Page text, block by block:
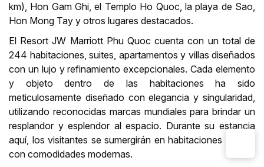
km), Hon Gam Ghi, el Templo Ho Quoc, la playa de Sao,
Hon Mong Tay y otros lugares destacados.
El Resort JW Marriott Phu Quoc cuenta con un total de
244 habitaciones, suites, apartamentos y villas diseñados
con un lujo y refinamiento excepcionales. Cada elemento
y objeto dentro de las habitaciones ha sido
meticulosamente diseñado con elegancia y singularidad,
utilizando reconocidas marcas mundiales para brindar un
resplandor y esplendor al espacio. Durante su estancia
aquí, los visitantes se sumergirán en habitaciones lujosas
con comodidades modernas.